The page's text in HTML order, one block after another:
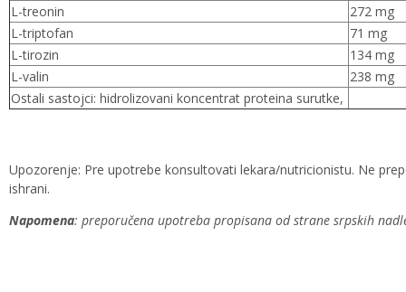
L-treonin
272 mg
L-triptofan
71 mg
L-tirozin
134 mg
L-valin
238 mg
Ostali sastojci: hidrolizovani koncentrat proteina surutke,
Upozorenje: Pre upotrebe konsultovati lekara/nutricionistu. Ne
ishrani.
Napomena: preporučena upotreba propisana od strane srpskih